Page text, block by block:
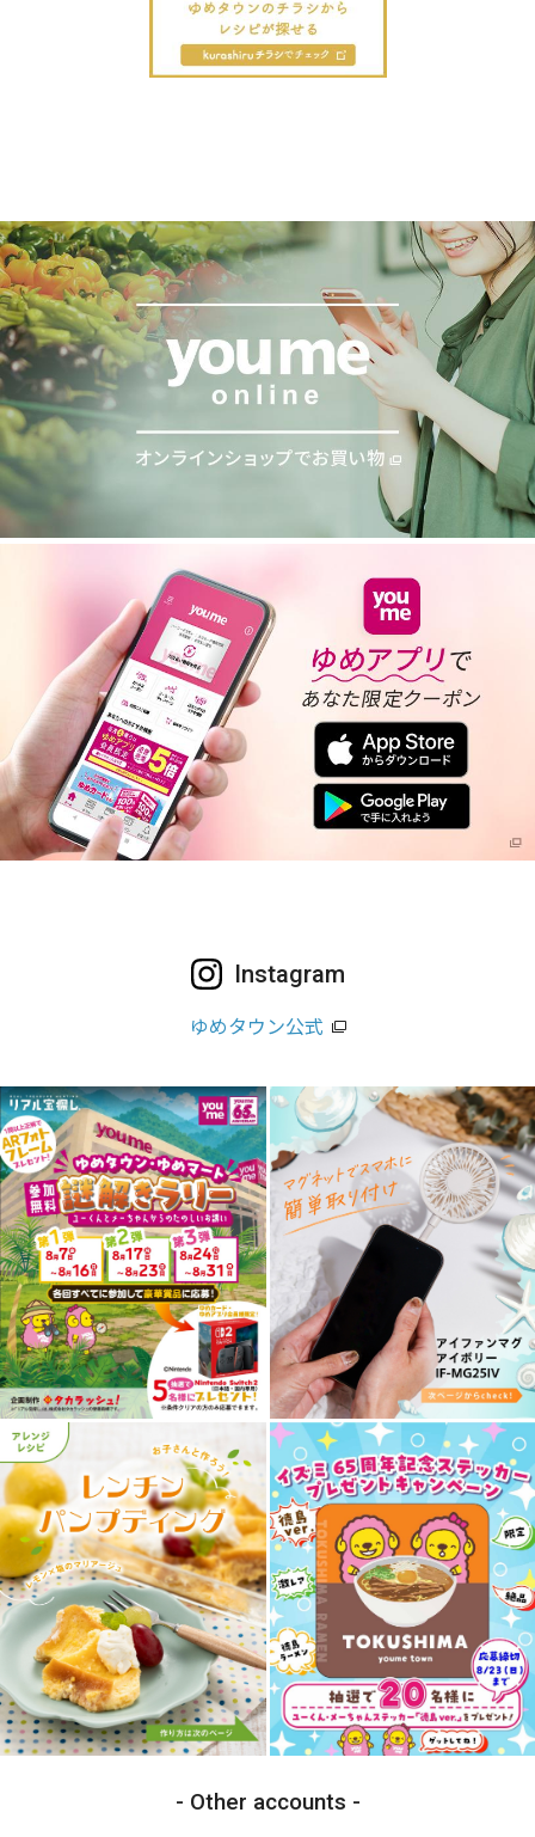
Instagram
ゆめタウン公式
Other accounts